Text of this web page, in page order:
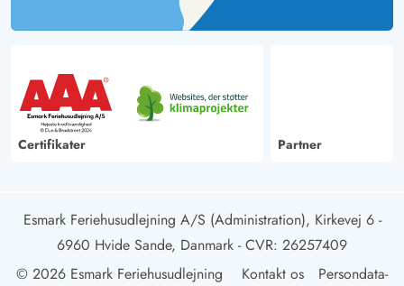
Certifikater Partner
Esmark Feriehusudlejning A/S (Administration), Kirkevej 6 -
6960 Hvide Sande, Danmark - CVR: 26257409
© 2026 Esmark Feriehusudlejning
Kontakt os Persondata-